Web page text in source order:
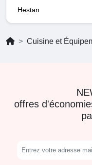
Hestan
Cuisine et
offres